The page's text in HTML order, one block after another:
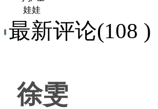
娃娃
最新评论(108 )
徐雯